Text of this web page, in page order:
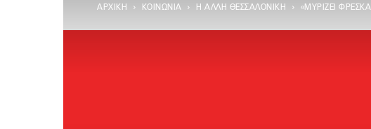
ΑΡΧΙΚΉ ΚΟΙΝΩΝΊΑ Η ΆΛΛΗ ΘΕΣΣΑΛΟΝΊΚΗ «ΜΥΡΊΖΕΙ